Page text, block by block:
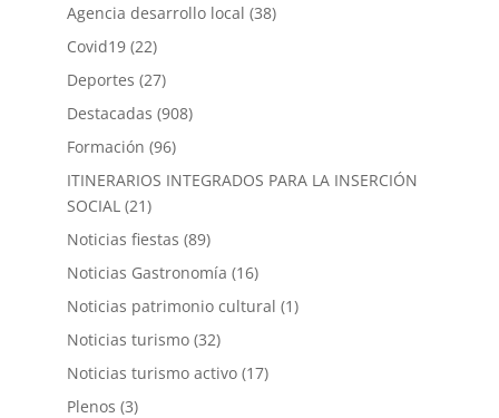
Agencia desarrollo local (38)
Covid19(22)
Deportes (27)
Destacadas (908)
Formación (96)
ITINERARIOS INTEGRADOS PARA LA INSERCIÓN
SOCIAL(21)
Noticias fiestas (89)
Noticias Gastronomía (16)
Noticias patrimonio cultural (1)
Noticias turismo(32)
Noticias turismo activo(17)
Plenos (3)